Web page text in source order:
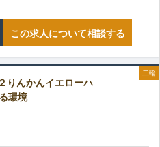
この求人について相談する
二輪
りんかんイエローハ
環境